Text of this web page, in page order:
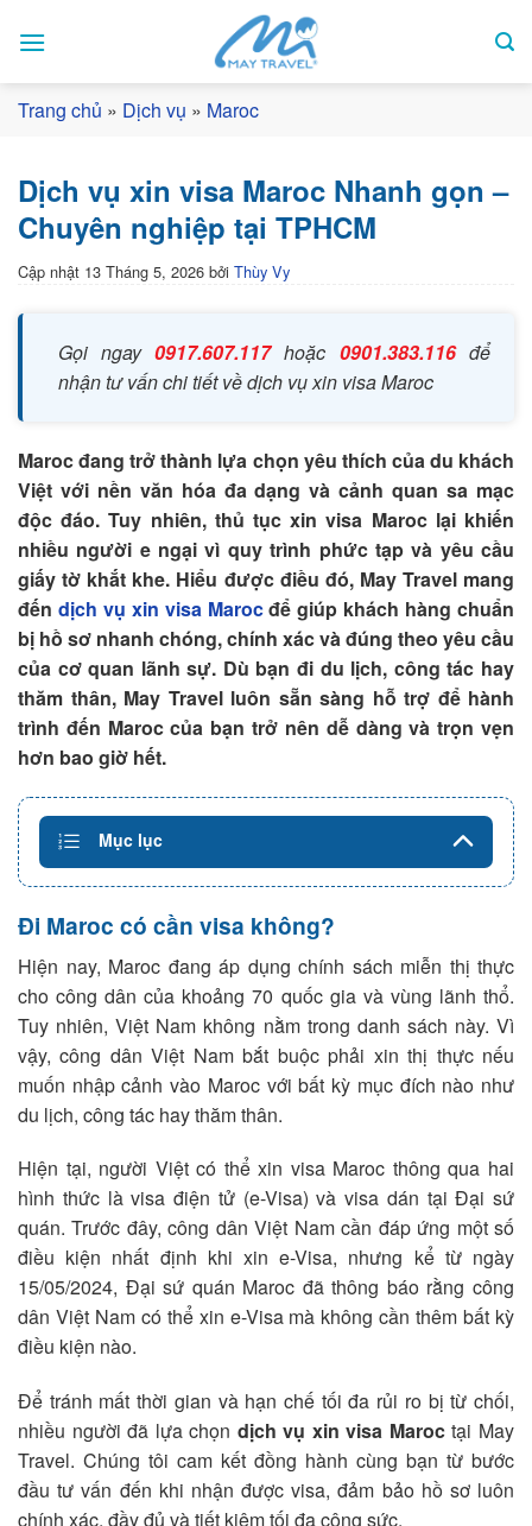
qua
dungTrang chủ » Dịch vụ » Maroc
Dịch vụ xin visa Maroc Nhanh gọn –
Chuyên nghiệp tại TPHCM
Cập nhật 13 Tháng 5, 2026 bởi Thùy Vy
Gọi ngay0917.607.117 hoặc 0901.383.116 để
nhận tư vấn chi tiết về dịch vụ xin visa Maroc
Maroc đang trở thành lựa chọn yêu thích của du khách
Việt với nền văn hóa đa dạng và cảnh quan sa mạc
độc đáo. Tuy nhiên, thủ tục xin visa Maroc lại khiến
nhiều người e ngại vì quy trình phức tạp và yêu cầu
giấy tờ khắt khe. Hiểu được điều đó, May Travel mang
đến dịch vụ xin visa Marocđể giúp khách hàng chuẩn
bị hồ sơ nhanh chóng, chính xác và đúng theo yêu cầu
của cơ quan lãnh sự. Dù bạn đi du lịch, công tác hay
thăm thân, May Travel luôn sẵn sàng hỗ trợ để hành
trình đến Maroc của bạn trở nên dễ dàng và trọn vẹn
hơn bao giờ hết.
Mục lục
Đi Maroc có cần visa không?
Hiện nay, Maroc đang áp dụng chính sách miễn thị thực
cho công dân của khoảng 70 quốc gia và vùng lãnh thổ.
Tuy nhiên, Việt Nam không nằm trong danh sách này. Vì
vậy, công dân Việt Nam bắt buộc phải xin thị thực nếu
muốn nhập cảnh vào Maroc với bất kỳ mục đích nào như
du lịch, công tác hay thăm thân.
Hiện tại, người Việt có thể xin visa Maroc thông qua hai
hình thức là visa điện tử (e-Visa) và visa dán tại Đại sứ
quán. Trước đây, công dân Việt Nam cần đáp ứng một số
điều kiện nhất định khi xin e-Visa, nhưng kể từ ngày
15/05/2024, Đại sứ quán Maroc đã thông báo rằng công
dân Việt Nam có thể xin e-Visa mà không cần thêm bất kỳ
điều kiện nào.
Để tránh mất thời gian và hạn chế tối đa rủi ro bị từ chối,
nhiều người đã lựa chọn dịch vụ xin visa Maroctại May
Travel. Chúng tôi cam kết đồng hành cùng bạn từ bước
đầu tư vấn đến khi nhận được visa, đảm bảo hồ sơ luôn
chính xác, đầy đủ và tiết kiệm tối đa công sức.